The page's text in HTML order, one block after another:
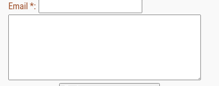
Email *: